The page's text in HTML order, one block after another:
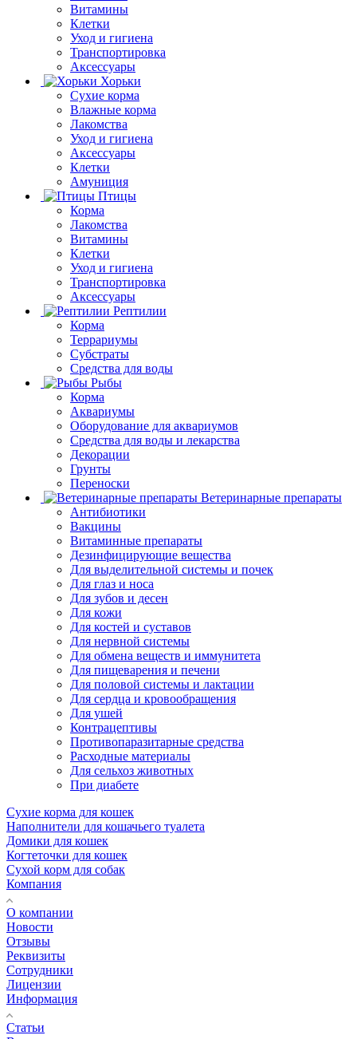
Витамины
Клетки
Уход и гигиена
Транспортировка
Аксессуары
Хорьки
Сухие корма
Влажные корма
Лакомства
Уход и гигиена
Аксессуары
Клетки
Амуниция
Птицы
Корма
Лакомства
Витамины
Клетки
Уход и гигиена
Транспортировка
Аксессуары
Рептилии
Корма
Террариумы
Субстраты
Средства для воды
Рыбы
Корма
Аквариумы
Оборудование для аквариумов
Средства для воды и лекарства
Декорации
Грунты
Переноски
Ветеринарные препараты
Антибиотики
Вакцины
Витаминные препараты
Дезинфицирующие вещества
Для выделительной системы и почек
Для глаз и носа
Для зубов и десен
Для кожи
Для костей и суставов
Для нервной системы
Для обмена веществ и иммунитета
Для пищеварения и печени
Для половой системы и лактации
Для сердца и кровообращения
Для ушей
Контрацептивы
Противопаразитарные средства
Расходные материалы
Для сельхоз животных
При диабете
Сухие корма для кошек
Наполнители для кошачьего туалета
Домики для кошек
Когтеточки для кошек
Сухой корм для собак
Компания
О компании
Новости
Отзывы
Реквизиты
Сотрудники
Лицензии
Информация
Статьи